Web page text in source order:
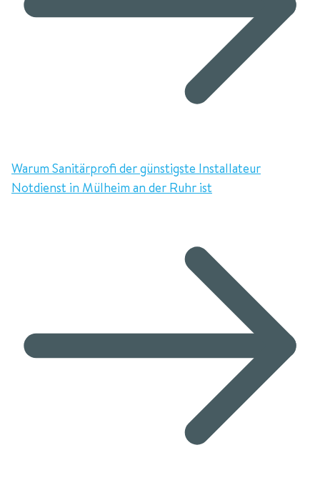
Warum Sanitärprofi der günstigste Installateur
Notdienst in Mülheim an der Ruhr ist